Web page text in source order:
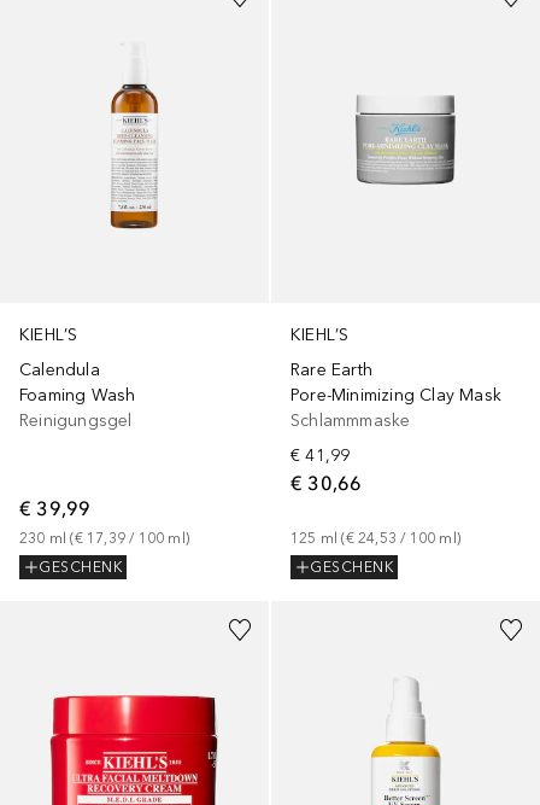
KIEHL’S
Calendula
Foaming Wash
Reinigungsgel
€ 39,99
230 ml (€ 17,39 / 100 ml )
GESCHENK
KIEHL’S
Rare Earth
Pore-Minimizing Clay Mask
Schlammmaske
€ 41,99
€ 30,66
125 ml (€ 24,53 / 100 ml )
GESCHENK